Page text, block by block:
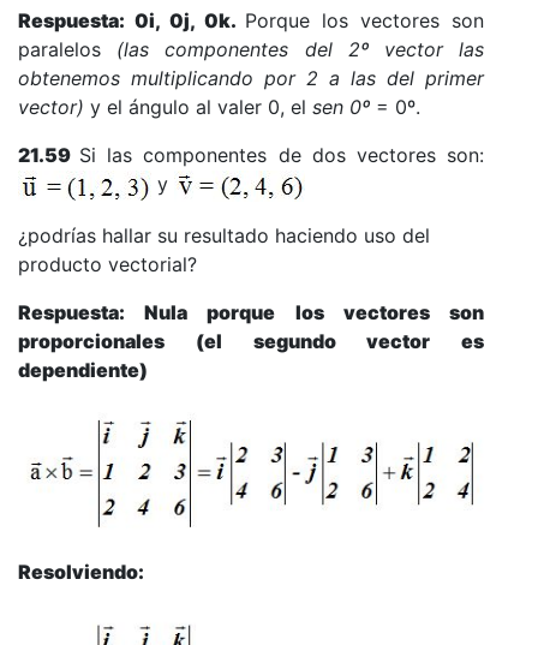
Respuesta: 0i, 0j, 0k. Porque los vectores son
paralelos (las componentes del 2º vector las
obtenemos multiplicando por 2 a las del primer
vector) y el ángulo al valer 0, el sen 0º = 0º.
21.59 Si las componentes de dos vectores son:
y
¿podrías hallar su resultado haciendo uso del
producto vectorial?
Respuesta: Nula porque los vectores son
proporcionales (el segundo vector es
dependiente)
Resolviendo: